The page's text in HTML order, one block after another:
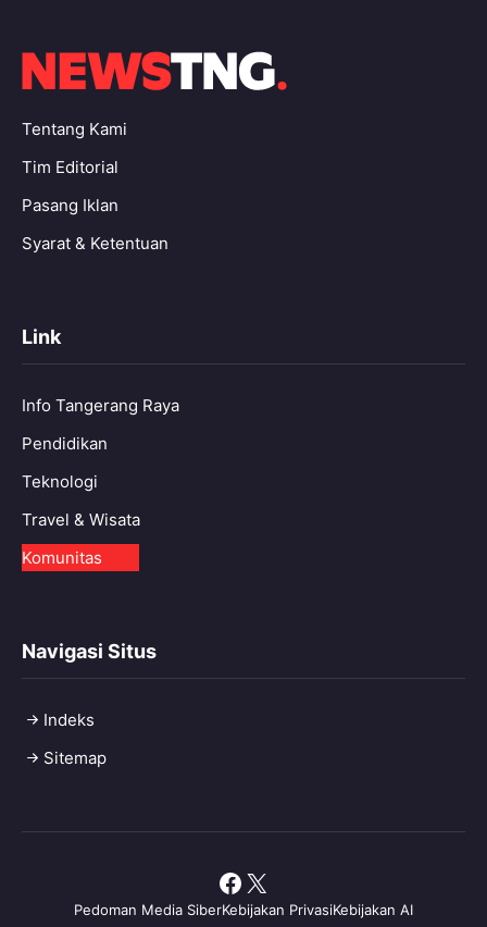
Tentang Kami
Tim Editorial
Pasang Iklan
Syarat & Ketentuan
Link
Info Tangerang Raya
Pendidikan
Teknologi
Travel & Wisata
Komunitas
Navigasi Situs
Indeks
Sitemap
Pedoman Media SiberKebijakan PrivasiKebijakan AI
Facebook
X